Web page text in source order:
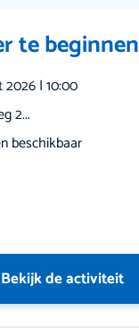
te beginnen
2026 | 10:00
2...
beschikbaar
Bekijk de activiteit